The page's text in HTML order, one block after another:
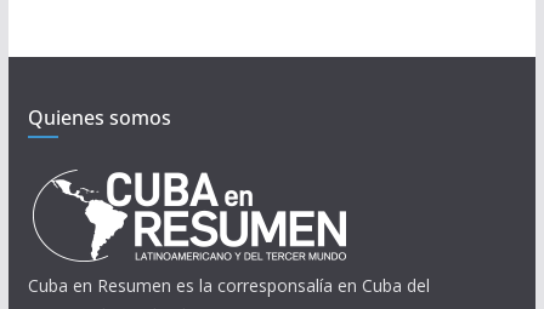
Quienes somos
Cuba en Resumen es la corresponsalía en Cuba del